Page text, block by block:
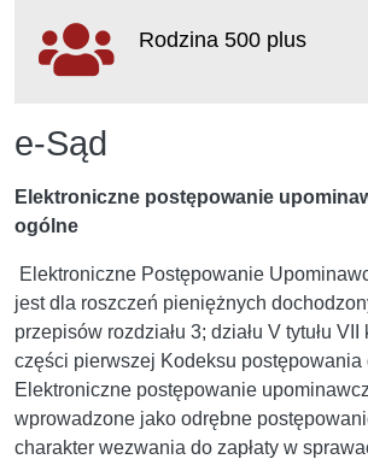
e-Sąd
Elektroniczne postępowanie
ogólne
Elektroniczne Postępowanie
jest dla roszczeń pieniężnych
przepisów rozdziału 3; działu V tytułu
części pierwszej Kodeksu postępowania
Elektroniczne postępowanie
wprowadzone jako odrębne
charakter wezwania do zapłaty w
Rodzina 500 plus